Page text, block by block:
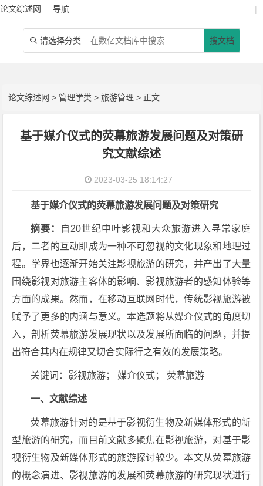
论文综述网 导航 |
 请选择分类 搜文档
论文综述网 >管理学类 >旅游管理 > 正文
基于媒介仪式的荧幕旅游发展问题及对策研
究文献综述
2023-03-25 18:14:27
基于媒介仪式的荧幕旅游发展问题及对策研究
摘要： 自20世纪中叶影视和大众旅游进入寻常家庭
后，二者的互动即成为一种不可忽视的文化现象和地理过
程。学界也逐渐开始关注影视旅游的研究，并产出了大量
围绕影视对旅游主客体的影响、影视旅游者的感知体验等
方面的成果。然而，在移动互联网时代，传统影视旅游被
赋予了更多的内涵与意义。本选题将从媒介仪式的角度切
入，剖析荧幕旅游发展现状以及发展所面临的问题，并提
出符合其内在规律又切合实际行之有效的发展策略。
关键词：影视旅游； 媒介仪式； 荧幕旅游
一、文献综述
荧幕旅游针对的是基于影视衍生物及新媒体形式的新
型旅游的研究，而目前文献多聚焦在影视旅游，对基于影
视衍生物及新媒体形式的旅游探讨较少。本文从荧幕旅游
的概念演进、影视旅游的发展和荧幕旅游的研究现状进行